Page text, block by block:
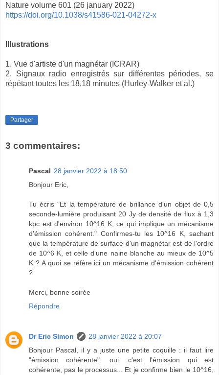
Nature volume 601 (26 january 2022)
https://doi.org/10.1038/s41586-021-04272-x
Illustrations
1. Vue d'artiste d'un magnétar (ICRAR)
2. Signaux radio enregistrés sur différentes périodes, se
répétant toutes les 18,18 minutes (Hurley-Walker et al.)
Partager
3 commentaires:
Pascal 28 janvier 2022 à 18:50
Bonjour Eric,
Tu écris "Et la température de brillance d'un objet de 0,5
seconde-lumière produisant 20 Jy de densité de flux à 1,3
kpc est d'environ 10^16 K, ce qui implique un mécanisme
d'émission cohérent." Confirmes-tu les 10^16 K, sachant
que la température de surface d'un magnétar est de l'ordre
de 10^6 K, et celle d'une naine blanche au mieux de 10^5
K ? A quoi se réfère ici un mécanisme d'émission cohérent
?
Merci, bonne soirée
Répondre
Dr Eric Simon
28 janvier 2022 à 20:07
Bonjour Pascal, il y a juste une petite coquille : il faut lire
"émission cohérente", oui, c'est l'émission qui est
cohérente, pas le processus... Et je confirme bien le 10^16,